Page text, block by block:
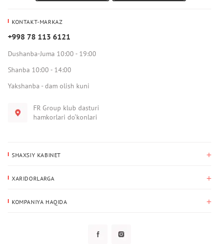
KONTAKT-MARKAZ
+998 78 113 6121
Dushanba-Juma 10:00 - 19:00
Shanba 10:00 - 14:00
Yakshanba - dam olish kuni
FR Group klub dasturi
hamkorlari do‘konlari
SHAXSIY KABINET
Yetkazib berish manzili
XARIDORLARGA
KOMPANIYA HAQIDA